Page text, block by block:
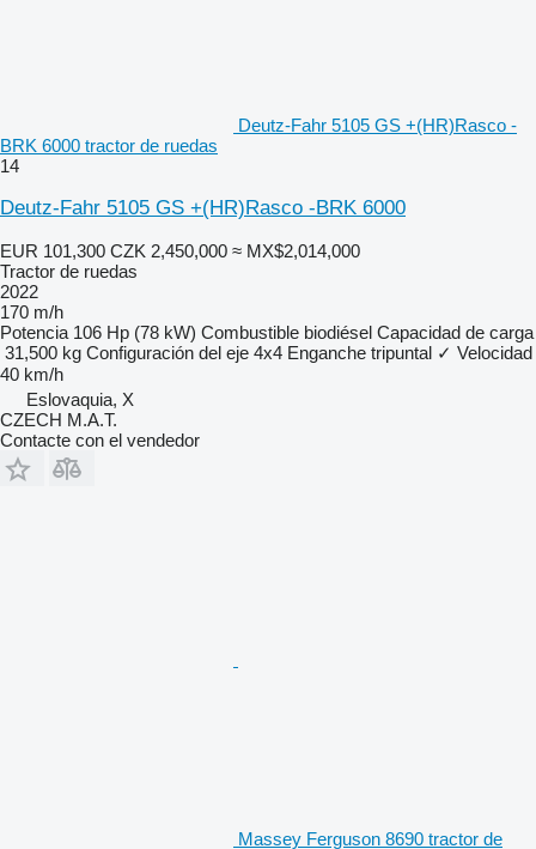
Deutz-Fahr 5105 GS +(HR)Rasco -
BRK 6000 tractor de ruedas
14
Deutz-Fahr 5105 GS +(HR)Rasco -BRK 6000
EUR 101,300 CZK 2,450,000 ≈ MX$2,014,000
Tractor de ruedas
2022
170 m/h
Potencia 106 Hp (78 kW) Combustible biodiésel Capacidad de carga
31,500 kg Configuración del eje 4x4 Enganche tripuntal ✓ Velocidad
40 km/h
Eslovaquia, X
CZECH M.A.T.
Contacte con el vendedor
Massey Ferguson 8690 tractor de